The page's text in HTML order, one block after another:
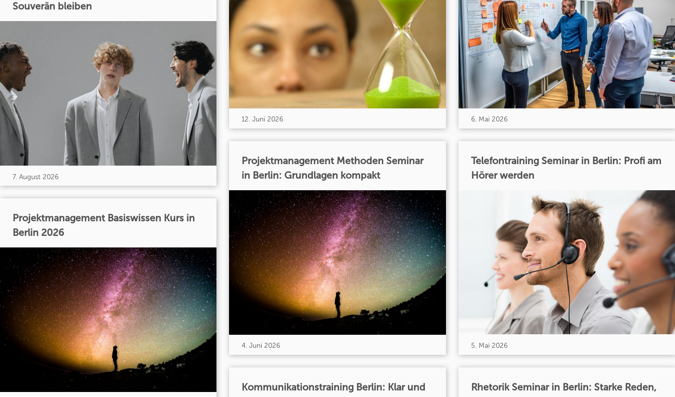
Souverän bleiben
7. August 2026
Projektmanagement Basiswissen Kurs in
Berlin 2026
12. Juni 2026
Projektmanagement Methoden Seminar
in Berlin: Grundlagen kompakt
4. Juni 2026
Kommunikationstraining Berlin: Klar und
6. Mai 2026
Telefontraining Seminar in Berlin: Profi am
Hörer werden
5. Mai 2026
Rhetorik Seminar in Berlin: Starke Reden,